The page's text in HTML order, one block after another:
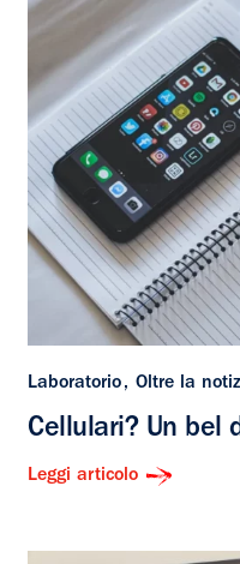
Laboratorio Oltre la
Cellulari? Un bel
Leggi articolo